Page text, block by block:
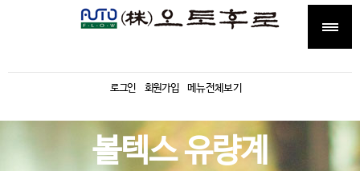
로그인 회원가입 메뉴전체보기
볼텍스 유량계